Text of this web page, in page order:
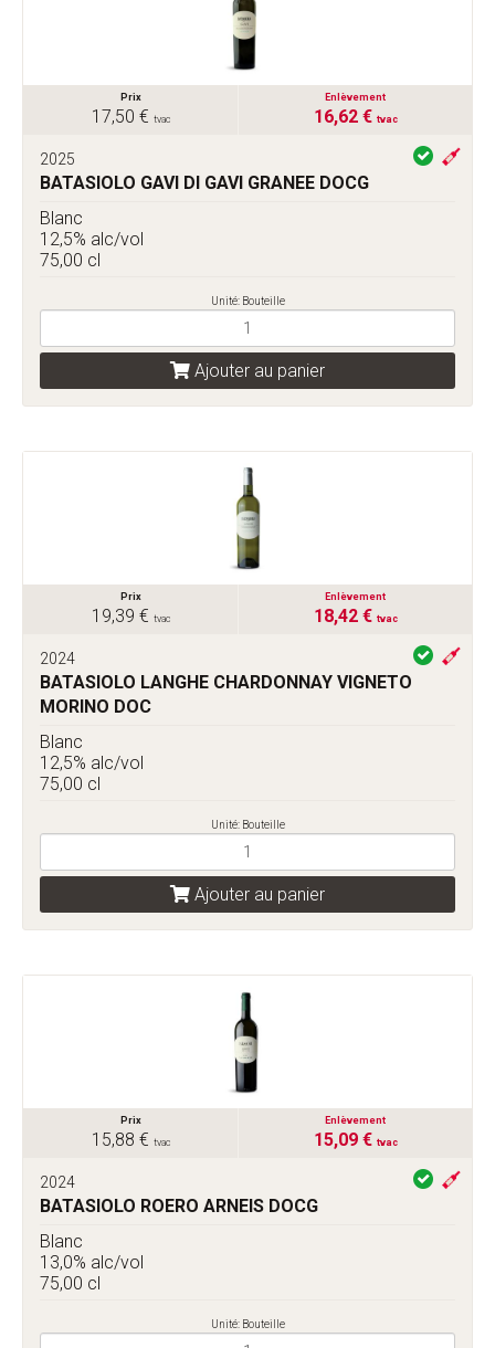
Prix
17,50 € tvac
Enlèvement
16,62 € tvac
2025
BATASIOLO GAVI DI GAVI GRANEE DOCG
Blanc
12,5% alc/vol
75,00 cl
Unité: Bouteille
Ajouter au panier
Prix
19,39 € tvac
Enlèvement
18,42 € tvac
2024
BATASIOLO LANGHE CHARDONNAY VIGNETO
MORINO DOC
Blanc
12,5% alc/vol
75,00 cl
Unité: Bouteille
Ajouter au panier
Prix
15,88 € tvac
Enlèvement
15,09 € tvac
2024
BATASIOLO ROERO ARNEIS DOCG
Blanc
13,0% alc/vol
75,00 cl
Unité: Bouteille